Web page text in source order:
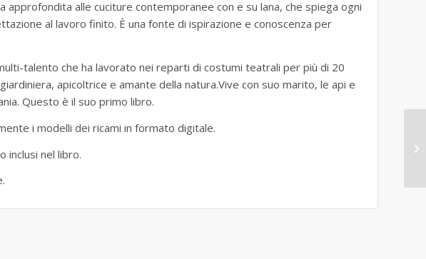
approfondita alle cuciture contemporanee con e su lana, che spiega ogni
al lavoro finito. È una fonte di ispirazione e conoscenza per
talento che ha lavorato nei reparti di costumi teatrali per più di 20
apicoltrice e amante della natura.Vive con suo marito, le api e
Questo è il suo primo libro.
i modelli dei ricami in formato digitale.
inclusi nel libro.